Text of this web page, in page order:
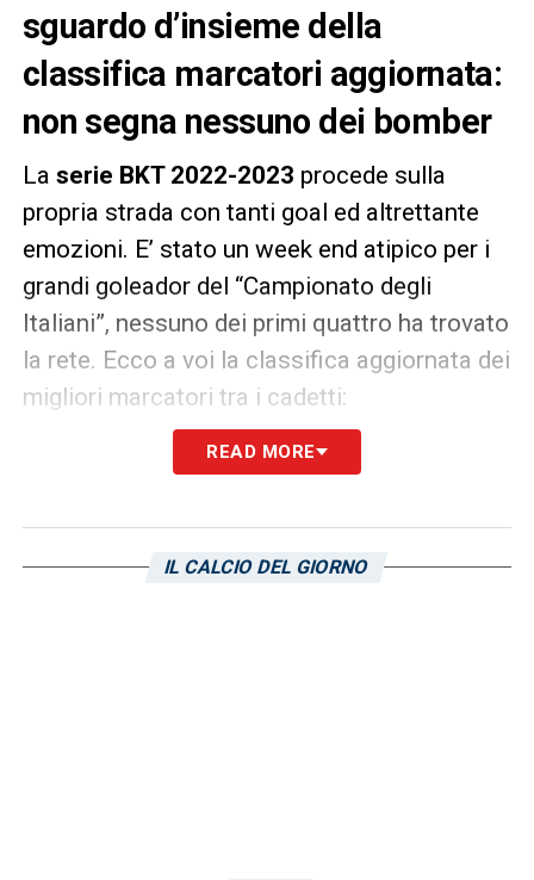
sguardo d’insieme della
classifica marcatori aggiornata:
non segna nessuno dei bomber
La serie BKT 2022-2023 procede sulla
propria strada con tanti goal ed altrettante
emozioni. E’ stato un week end atipico per i
grandi goleador del “Campionato degli
Italiani”, nessuno dei primi quattro ha trovato
la rete. Ecco a voi la classifica aggiornata dei
migliori marcatori tra i cadetti:
Cheddira (Bari) 14 reti
Gliozzi (Pisa), Pohjanpalo (Venezia) 9 reti
READ MORE
IL CALCIO DEL GIORNO